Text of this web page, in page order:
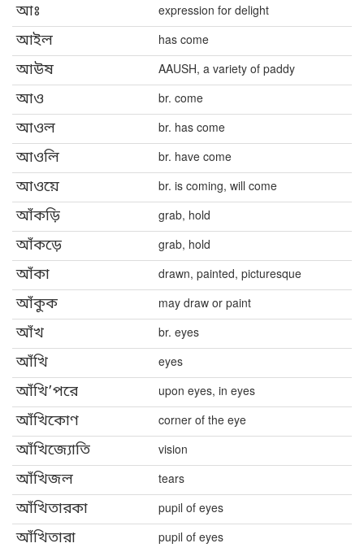
আঃ expression for delight
আইল has come
আউষ AAUSH, a variety of paddy
আও br. come
আওল br. has come
আওলি br. have come
আওয়ে br. is coming, will come
আঁকড়ি grab, hold
আঁকড়ে grab, hold
আঁকা drawn, painted, picturesque
আঁকুক may draw or paint
আঁখ br. eyes
আঁখি eyes
আঁখি’পরে upon eyes, in eyes
আঁখিকোণ corner of the eye
আঁখিজ্যোতি vision
আঁখিজল tears
আঁখিতারকা pupil of eyes
আঁখিতারা pupil of eyes